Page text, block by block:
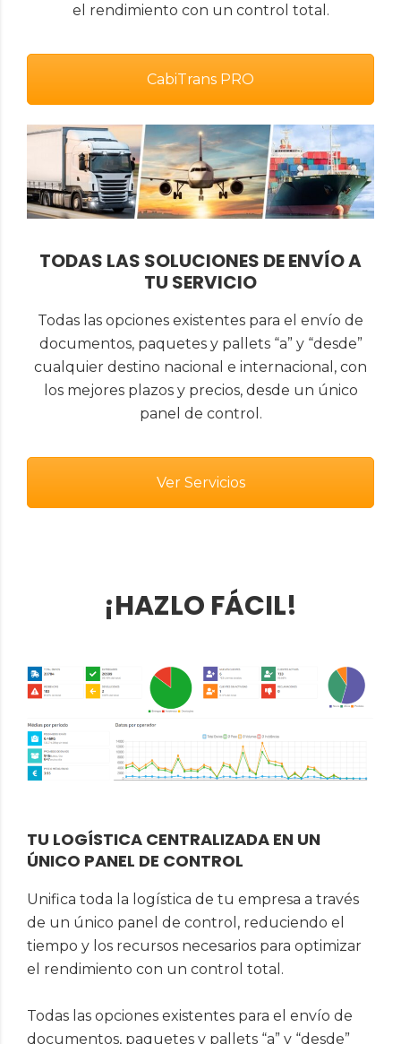
el rendimiento con un control total.
CabiTrans PRO
TODAS LAS SOLUCIONES DE ENVÍO A
TU SERVICIO
Todas las opciones existentes para el envío de
documentos, paquetes y pallets “a” y “desde”
cualquier destino nacional e internacional, con
los mejores plazos y precios, desde un único
panel de control.
Ver Servicios
¡HAZLO FÁCIL!
TU LOGÍSTICA CENTRALIZADA EN UN
ÚNICO PANEL DE CONTROL
Unifica toda la logística de tu empresa a través
de un único panel de control, reduciendo el
tiempo y los recursos necesarios para optimizar
el rendimiento con un control total.
Todas las opciones existentes para el envío de
documentos, paquetes y pallets “a” y “desde”